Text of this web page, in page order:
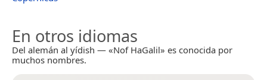
En otros idiomas
Del alemán al yídish — «Nof HaGalil» es conocida por
muchos nombres.